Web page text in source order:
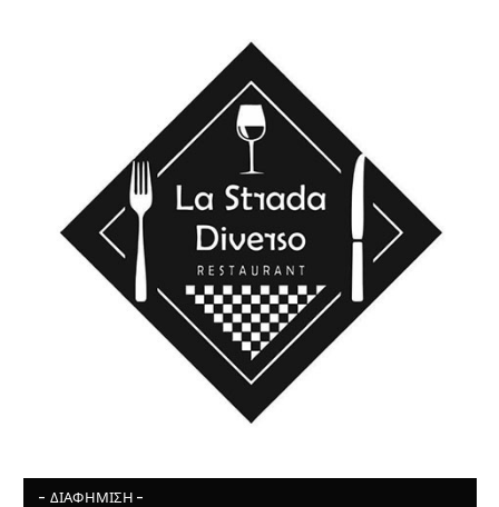
- ΔΙΑΦΉΜΙΣΗ -